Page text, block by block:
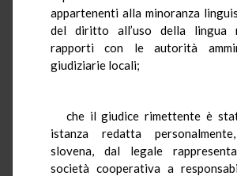
appartenenti alla minoranza
del diritto all’uso della lingua
rapporti con le autorità
giudiziarie locali;
che il giudice rimettente è
istanza redatta
slovena, dal legale
società cooperativa a